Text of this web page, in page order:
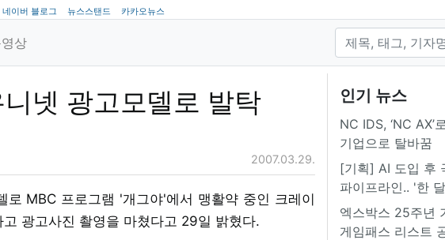
네이버 블로그 뉴스스탠드 카카오뉴스
상
넷 광고모델로 발탁
2007.03.29.
MBC 프로그램 '개그야'에서 맹활약 중인 크레이
광고사진 촬영을 마쳤다고 29일 밝혔다.
인기 뉴스
NC IDS, ‘NC AX’
기업으로 탈바꿈
[기획] AI 도입 후
파이프라인.. '한
엑스박스 25주년
게임패스 리스트